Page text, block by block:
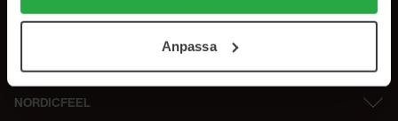
användningen av cookies. Du kan när som helst återkalla
samt vår Integritetspolicy.Anpassa
NORDICFEEL